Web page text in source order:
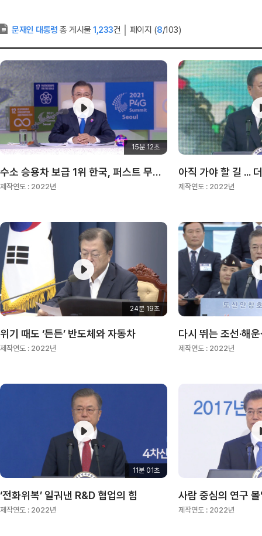
문재인 대통령 총 게시물 1,233건 페이지 (8/103)
15분 12초
수소 승용차 보급 1위 한국, 퍼스트 무버 되다
제작연도 : 2022년 제작연도 : 2022년
24분 19초
위기 때도 ‘든든’ 반도체와 자동차
제작연도 : 2022년 제작연도 : 2022년
11분 01초
‘전화위복’ 일궈낸 R&D 협업의 힘
제작연도 : 2022년 제작연도 : 2022년